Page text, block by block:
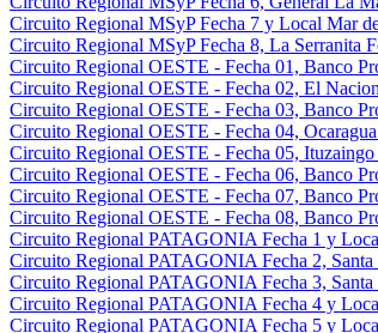
Circuito Regional MSyP Fecha 7 y Local Mar
Circuito Regional MSyP Fecha 8, La Serranita
Circuito Regional OESTE - Fecha 01, Banco
Circuito Regional OESTE - Fecha 02, El
Circuito Regional OESTE - Fecha 03, Banco
Circuito Regional OESTE - Fecha 04,
Circuito Regional OESTE - Fecha 05,
Circuito Regional OESTE - Fecha 06, Banco
Circuito Regional OESTE - Fecha 07, Banco
Circuito Regional OESTE - Fecha 08, Banco
Circuito Regional PATAGONIA Fecha 1 y
Circuito Regional PATAGONIA Fecha 2, Santa
Circuito Regional PATAGONIA Fecha 3, Santa
Circuito Regional PATAGONIA Fecha 4 y
Circuito Regional PATAGONIA Fecha 5 y